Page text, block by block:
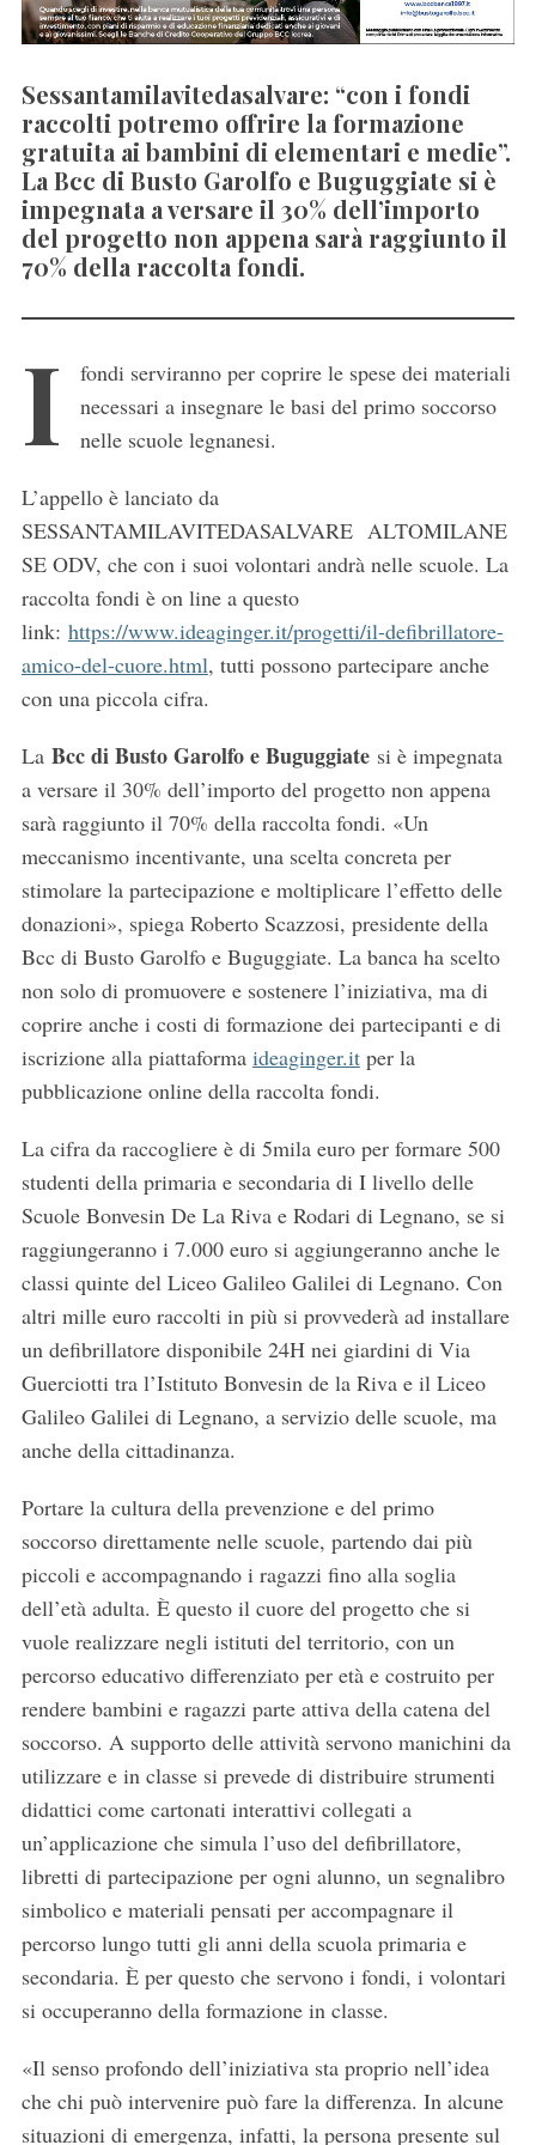
Sessantamilavitedasalvare: “con i fondi
raccolti potremo offrire la formazione
gratuita ai bambini di elementari e medie”.
La Bcc di Busto Garolfo e Buguggiate si è
impegnata a versare il 30% dell’importo
del progetto non appena sarà raggiunto il
70% della raccolta fondi.
I
fondi serviranno per coprire le spese dei materiali
necessari a insegnare le basi del primo soccorso
nelle scuole legnanesi.
L’appello è lanciato da
SESSANTAMILAVITEDASALVARE ALTOMILANE
SE ODV, che con i suoi volontari andrà nelle scuole. La
raccolta fondi è on line a questo
link: https://www.ideaginger.it/progetti/il-defibrillatore-
amico-del-cuore.html, tutti possono partecipare anche
con una piccola cifra.
La Bcc di Busto Garolfo e Buguggiatesi è impegnata
a versare il 30% dell’importo del progetto non appena
sarà raggiunto il 70% della raccolta fondi. «Un
meccanismo incentivante, una scelta concreta per
stimolare la partecipazione e moltiplicare l’effetto delle
donazioni», spiega Roberto Scazzosi, presidente della
Bcc di Busto Garolfo e Buguggiate. La banca ha scelto
non solo di promuovere e sostenere l’iniziativa, ma di
coprire anche i costi di formazione dei partecipanti e di
iscrizione alla piattaforma ideaginger.itper la
pubblicazione online della raccolta fondi.
La cifra da raccogliere è di 5mila euro per formare 500
studenti della primaria e secondaria di I livello delle
Scuole Bonvesin De La Riva e Rodari di Legnano, se si
raggiungeranno i 7.000 euro si aggiungeranno anche le
classi quinte del Liceo Galileo Galilei di Legnano. Con
altri mille euro raccolti in più si provvederà ad installare
un defibrillatore disponibile 24H nei giardini di Via
Guerciotti tra l’Istituto Bonvesin de la Riva e il Liceo
Galileo Galilei di Legnano, a servizio delle scuole, ma
anche della cittadinanza.
Portare la cultura della prevenzione e del primo
soccorso direttamente nelle scuole, partendo dai più
piccoli e accompagnando i ragazzi fino alla soglia
dell’età adulta. È questo il cuore del progetto che si
vuole realizzare negli istituti del territorio, con un
percorso educativo differenziato per età e costruito per
rendere bambini e ragazzi parte attiva della catena del
soccorso. A supporto delle attività servono manichini da
utilizzare e in classe si prevede di distribuire strumenti
didattici come cartonati interattivi collegati a
un’applicazione che simula l’uso del defibrillatore,
libretti di partecipazione per ogni alunno, un segnalibro
simbolico e materiali pensati per accompagnare il
percorso lungo tutti gli anni della scuola primaria e
secondaria. È per questo che servono i fondi, i volontari
si occuperanno della formazione in classe.
«Il senso profondo dell’iniziativa sta proprio nell’idea
che chi può intervenire può fare la differenza. In alcune
situazioni di emergenza, infatti, la persona presente sul